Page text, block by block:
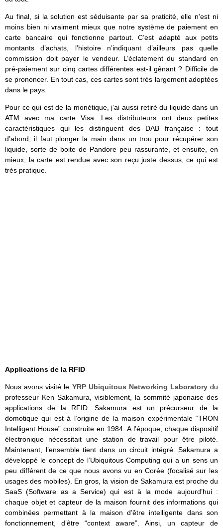
Au final, si la solution est séduisante par sa praticité, elle n’est ni
moins bien ni vraiment mieux que notre système de paiement en
carte bancaire qui fonctionne partout. C’est adapté aux petits
montants d’achats, l’histoire n’indiquant d’ailleurs pas quelle
commission doit payer le vendeur. L’éclatement du standard en
pré-paiement sur cinq cartes différentes est-il gênant ? Difficile de
se prononcer. En tout cas, ces cartes sont très largement adoptées
dans le pays.
Pour ce qui est de la monétique, j’ai aussi retiré du liquide dans un
ATM avec ma carte Visa. Les distributeurs ont deux petites
caractéristiques qui les distinguent des DAB française : tout
d’abord, il faut plonger la main dans un trou pour récupérer son
liquide, sorte de boite de Pandore peu rassurante, et ensuite, en
mieux, la carte est rendue avec son reçu juste dessus, ce qui est
très pratique.
Applications de la RFID
Nous avons visité le YRP Ubiquitous Networking Laboratorydu
professeur Ken Sakamura, visiblement, la sommité japonaise des
applications de la RFID. Sakamura est un précurseur de la
domotique qui est à l’origine de la maison expérimentale “TRON
Intelligent House” construite en 1984. A l’époque, chaque dispositif
électronique nécessitait une station de travail pour être piloté.
Maintenant, l’ensemble tient dans un circuit intégré. Sakamura a
développé le concept de l’Ubiquitous Computing qui a un sens un
peu différent de ce que nous avons vu en Corée (focalisé sur les
usages des mobiles). En gros, la vision de Sakamura est proche du
SaaS (Software as a Service) qui est à la mode aujourd’hui :
chaque objet et capteur de la maison fournit des informations qui
combinées permettant à la maison d’être intelligente dans son
fonctionnement, d’être “context aware”. Ainsi, un capteur de